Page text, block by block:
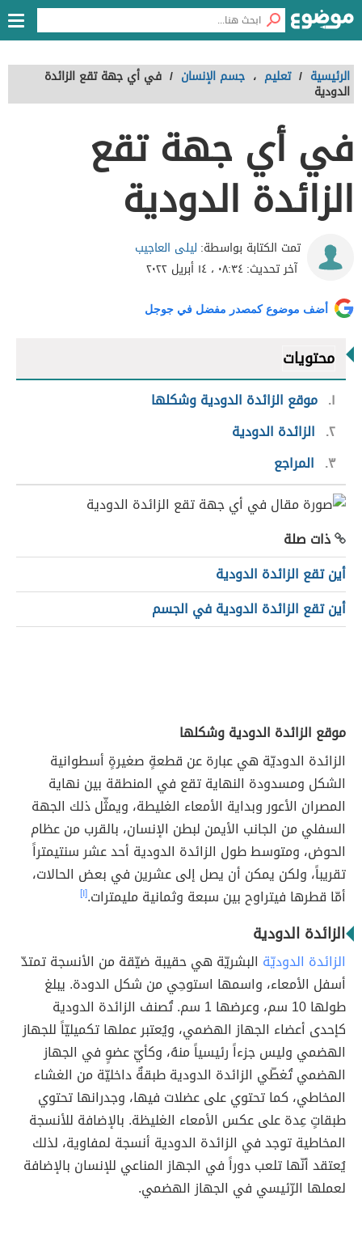
الرئيسية / تعليم ، جسم الإنسان / في أي جهة تقع الزائدة
الدودية
في أي جهة تقع
الزائدة الدودية
تمت الكتابة بواسطة: ليلى العاجيب
آخر تحديث:٠٨:٣٤ ، ١٤ أبريل ٢٠٢٢
أضف موضوع كمصدر مفضل في جوجل
محتويات
١ موقع الزائدة الدودية وشكلها
٢ الزائدة الدودية
٣
المراجع
ذات صلة
أين تقع الزائدة الدودية
أين تقع الزائدة الدودية في الجسم
موقع الزائدة الدودية وشكلها
الزائدة الدوديّة هي عبارة عن قطعةٍ صغيرةٍ أسطوانية
الشكل ومسدودة النهاية تقع في المنطقة بين نهاية
المصران الأعور وبداية الأمعاء الغليطة، ويمثّل ذلك الجهة
السفلي من الجانب الأيمن لبطن الإنسان، بالقرب من عظام
الحوض، ومتوسط طول الزائدة الدودية أحد عشر سنتيمتراً
تقريباً، ولكن يمكن أن يصل إلى عشرين في بعض الحالات،
أمّا قطرها فيتراوح بين سبعة وثمانية مليمترات.[١]
الزائدة الدودية
الزائدة الدوديّة البشريّة هي حقيبة ضيّقة من الأنسجة تمتدّ
أسفل الأمعاء، واسمها استوحِي من شكل الدودة. يبلغ
طولها 10 سم، وعرضها 1 سم. تُصنف الزائدة الدودية
كإحدى أعضاء الجهاز الهضمي، ويُعتبر عملها تكميليّاً للجهاز
الهضمي وليس جزءاً رئيسياً منهُ، وكأيّ عضوٍ في الجهاز
الهضمي تُغطّي الزائدة الدودية طبقةٌ داخليّة من الغشاء
المخاطي، كما تحتوي على عضلات فيها، وجدرانها تحتوي
طبقاتٍ عِدة على عكس الأمعاء الغليظة. بالإضافة للأنسجة
المخاطية توجد في الزائدة الدودية أنسجة لمفاوية، لذلك
يُعتقد أنّها تلعب دوراً في الجهاز المناعي للإنسان بالإضافة
لعملها الرّئيسي في الجهاز الهضمي.